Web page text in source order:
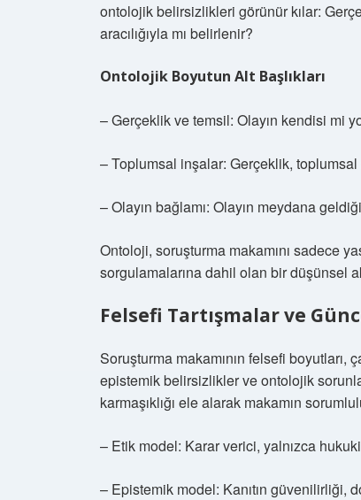
ontolojik belirsizlikleri görünür kılar:
aracılığıyla mı belirlenir?
Ontolojik Boyutun Alt Başlıkları
– Gerçeklik ve temsil: Olayın kendisi mi
– Toplumsal inşalar: Gerçeklik,
– Olayın bağlamı: Olayın meydana
Ontoloji, soruşturma makamını sadece
sorgulamalarına dahil olan bir düşünsel
Felsefi Tartışmalar ve
Soruşturma makamının felsefi boyutları,
epistemik belirsizlikler ve ontolojik
karmaşıklığı ele alarak makamın
– Etik model: Karar verici, yalnızca
– Epistemik model: Kanıtın güvenilirliği,